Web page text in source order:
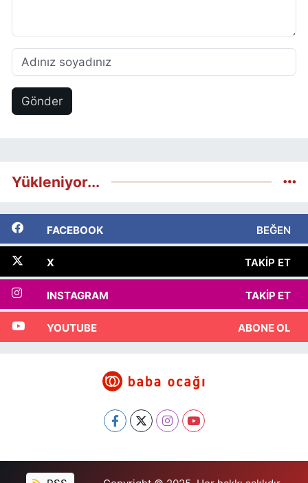
Gönder
Yükleniyor...
FACEBOOK BEĞEN
X TAKIP ET
INSTAGRAM TAKIP ET
YOUTUBE ABONE OL